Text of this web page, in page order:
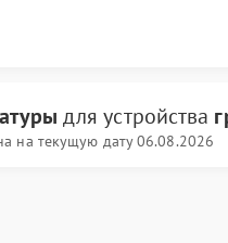
для устройства
на текущую дату 06.08.2026